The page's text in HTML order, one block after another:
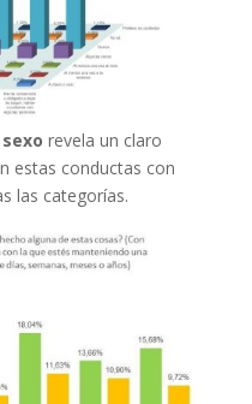
revela un claro
estas conductas con
las categorías.